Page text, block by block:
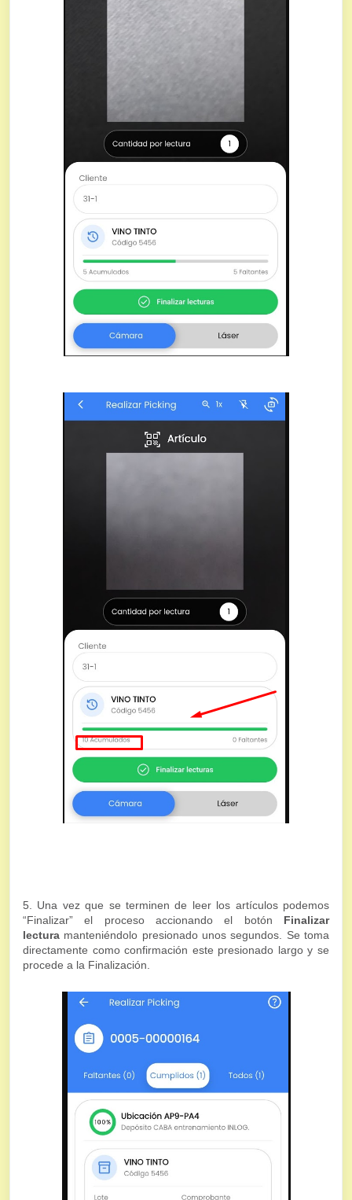
5. Una vez que se terminen de leer los artículos podemos
“Finalizar” el proceso accionando el botón Finalizar
lectura manteniéndolo presionado unos segundos. Se toma
directamente como confirmación este presionado largo y se
procede a la Finalización.